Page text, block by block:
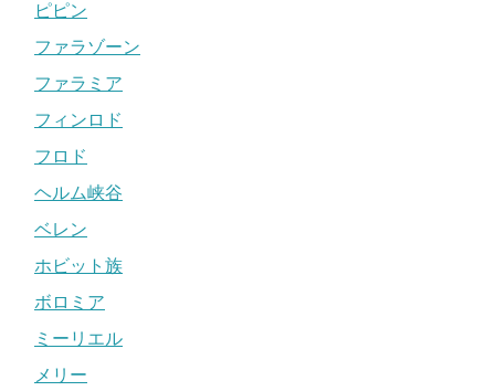
ピピン
ファラゾーン
ファラミア
フィンロド
フロド
ヘルム峡谷
ベレン
ホビット族
ボロミア
ミーリエル
メリー